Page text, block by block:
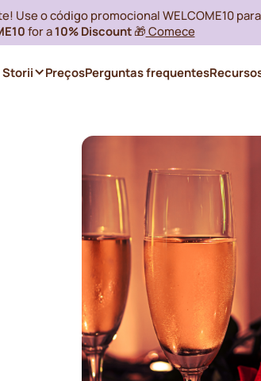
Use o código promocional WELCOME10
for a10% Discount🎁 Comece
Storii PreçosPerguntas frequentes